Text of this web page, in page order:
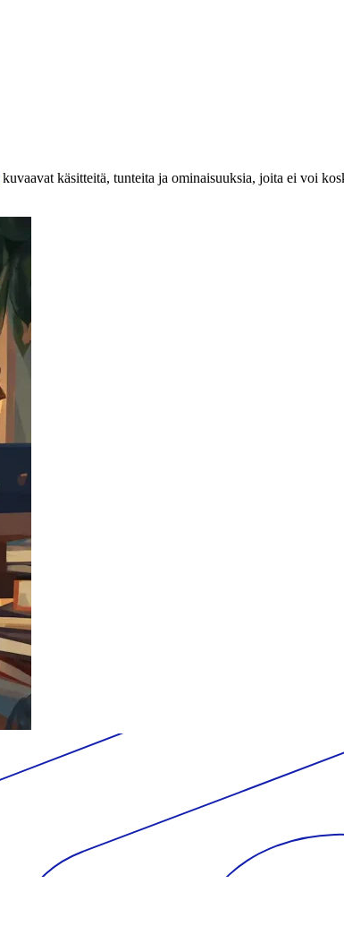
kuvaavat käsitteitä, tunteita ja ominaisuuksia, joita ei voi